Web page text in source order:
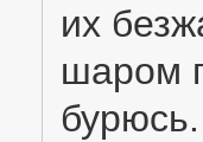
их
шаром